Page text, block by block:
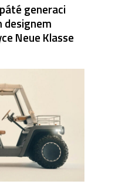
generaci
designem
Neue Klasse